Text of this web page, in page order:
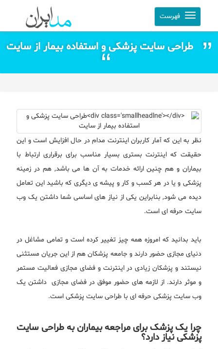
فهرست
طراحی سایت پزشکی و استفاده بیمار از سایت
نظر به این که آمار کاربران اینترنت مدام در حال افزایش است و این
حقیقت که اینترنت بستری بسیار مناسب برای برقراری ارتباط با
بیماران و هم چنین ارائه خدمات به آن ها می باشد, هم در زمینه
پزشکی و یا در هر کسب و کار و پیشه ی دیگری که باشید این تعامل
دیده می شود, بنابراین یکی از نیاز های اساسی شما داشتن یک وب
سایت حرفه ای است.
باید بدانید که امروزه همه چیز تغییر کرده است و تمامی مشاغل در
دنیای مجازی حضور دارند و جامعه پزشکان هم از این جریان مستثنی
نیستند و پزشکان زیادی در اینترنت و فضای مجازی فعالیت مستمر
و موثر دارند. از لازمه های حضور موفق در فضای مجازی داشتن یک
وب سایت پزشکی حرفه ای با طراحی سایت پزشکی است.
چرا یک پزشک برای مراجعه بیماران به طراحی سایت
پزشکی نیاز دارد؟